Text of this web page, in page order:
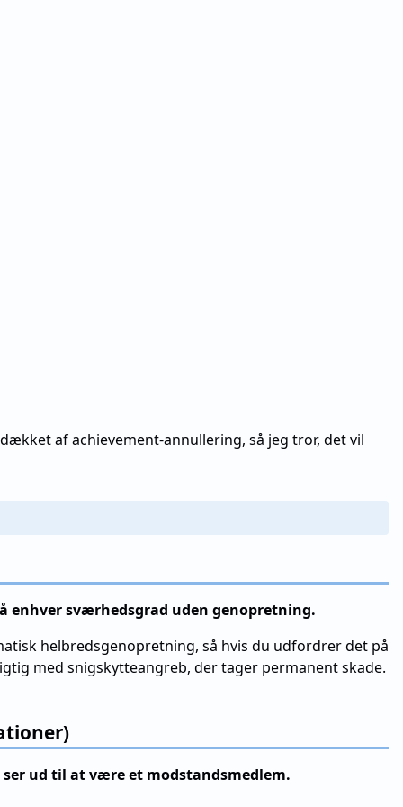
af achievement-annullering, så jeg tror, det vil
enhver sværhedsgrad uden genopretning.
helbredsgenopretning, så hvis du udfordrer det på
med snigskytteangreb, der tager permanent skade.
ud til at være et modstandsmedlem.